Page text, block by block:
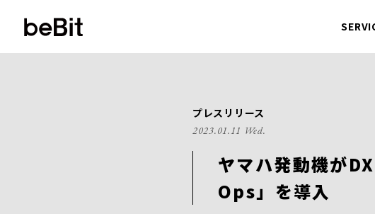
プレスリリース
2023.01.11 Wed.
ヤマハ発動機が
Ops」を導入